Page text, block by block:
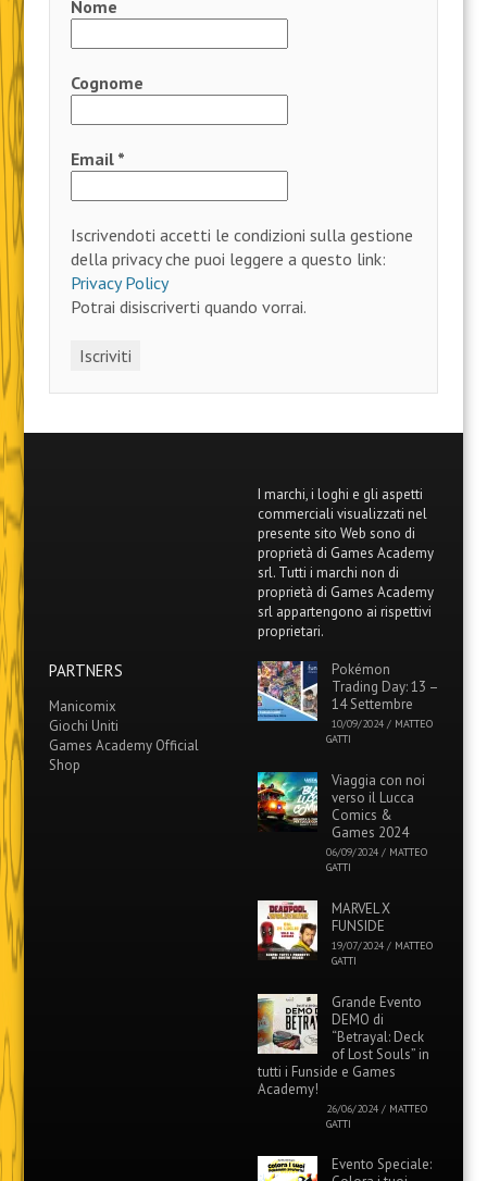
Nome
Cognome
Email *
Iscrivendoti accetti le condizioni sulla gestione
della privacy che puoi leggere a questo link:
Privacy Policy
Potrai disiscriverti quando vorrai.
I marchi, i loghi e gli aspetti
commerciali visualizzati nel
presente sito Web sono di
proprietà di Games Academy
srl. Tutti i marchi non di
proprietà di Games Academy
srl appartengono ai rispettivi
proprietari.
PARTNERS
Manicomix
Giochi Uniti
Games Academy Official
Shop
Pokémon
Trading Day: 13 –
14 Settembre
10/09/2024 / MATTEO
GATTI
Viaggia con noi
verso il Lucca
Comics &
Games 2024
06/09/2024 / MATTEO
GATTI
MARVEL X
FUNSIDE
19/07/2024 / MATTEO
GATTI
Grande Evento
DEMO di
“Betrayal: Deck
of Lost Souls” in
tutti i Funside e Games
Academy!
26/06/2024 / MATTEO
GATTI
Evento Speciale: